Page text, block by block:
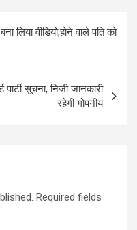
लिया वीडियो,होने वाले पत‍ि को
सूचना, निजी जानकारी
रहेगी गोपनीय
Required fields